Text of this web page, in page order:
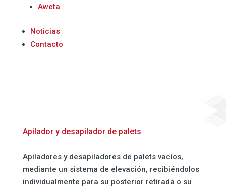
Aweta
Noticias
Contacto
Apilador y desapilador de palets
Apiladores y desapiladores de palets vacíos,
mediante un sistema de elevación, recibiéndolos
individualmente para su posterior retirada o su